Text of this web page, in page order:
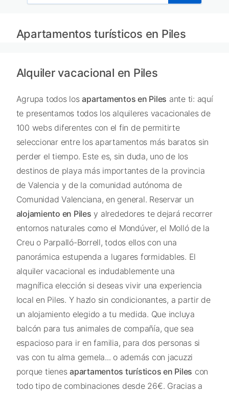
Apartamentos turísticos en Piles
Alquiler vacacional en Piles
Agrupa todos losapartamentos en Piles ante ti: aquí
te presentamos todos los alquileres vacacionales de
100 webs diferentes con el fin de permitirte
seleccionar entre los apartamentos más baratos sin
perder el tiempo. Este es, sin duda, uno de los
destinos de playa más importantes de la provincia
de Valencia y de la comunidad autónoma de
Comunidad Valenciana, en general. Reservar un
alojamiento en Piles y alrededores te dejará recorrer
entornos naturales como el Mondúver, el Molló de la
Creu o Parpalló-Borrell, todos ellos con una
panorámica estupenda a lugares formidables. El
alquiler vacacional es indudablemente una
magnífica elección si deseas vivir una experiencia
local en Piles. Y hazlo sin condicionantes, a partir de
un alojamiento elegido a tu medida. Que incluya
balcón para tus animales de compañía, que sea
espacioso para ir en familia, para dos personas si
vas con tu alma gemela... o además con jacuzzi
porque tienes apartamentos turísticos en Piles con
todo tipo de combinaciones desde 26€. Gracias a